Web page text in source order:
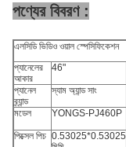
পণ্যের বিবরণ :
এলসিডি ভিডিও ওয়াল স্পেসিফিকেশন
প্যানেলের
আকার
46"
প্যানেল
ব্র্যান্ড
স্যাম অ্যান্ড সাং
মডেল YONGS-PJ460P
পিক্সেল পিচ 0.53025*0.53025